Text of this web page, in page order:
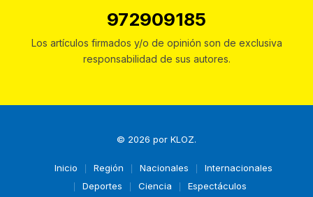
972909185
Los artículos firmados y/o de opinión son de exclusiva
responsabilidad de sus autores.
© 2026 por KLOZ.
Inicio Región Nacionales
Internacionales
Deportes
Ciencia Espectáculos